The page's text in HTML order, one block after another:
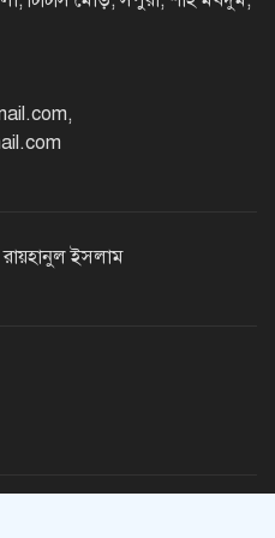
ভূমিমন্ত্রী
বিশেষ অভিযানে
২২
দিন: প্রধানমন্ত্রী
,
রায়হানুল ইসলাম
. All rights reserved.